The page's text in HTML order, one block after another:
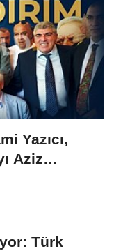
Yazıcı,
Aziz
Türk